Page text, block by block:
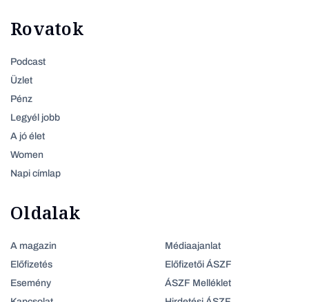
Rovatok
Podcast
Üzlet
Pénz
Legyél jobb
A jó élet
Women
Napi címlap
Oldalak
A magazin
Előfizetés
Esemény
Médiaajanlat
Előfizetői ÁSZF
ÁSZF Melléklet